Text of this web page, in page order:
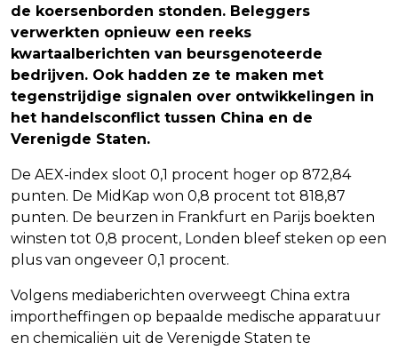
de koersenborden stonden. Beleggers
verwerkten opnieuw een reeks
kwartaalberichten van beursgenoteerde
bedrijven. Ook hadden ze te maken met
tegenstrijdige signalen over ontwikkelingen in
het handelsconflict tussen China en de
Verenigde Staten.
De AEX-index sloot 0,1 procent hoger op 872,84
punten. De MidKap won 0,8 procent tot 818,87
punten. De beurzen in Frankfurt en Parijs boekten
winsten tot 0,8 procent, Londen bleef steken op een
plus van ongeveer 0,1 procent.
Volgens mediaberichten overweegt China extra
importheffingen op bepaalde medische apparatuur
en chemicaliën uit de Verenigde Staten te